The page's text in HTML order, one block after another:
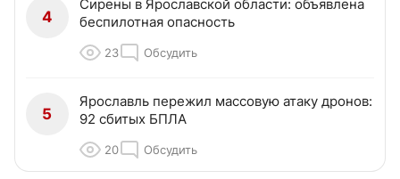
4
Сирены в Ярославской области: объявлена
беспилотная опасность
23 Обсудить
5
Ярославль пережил массовую атаку дронов:
92 сбитых БПЛА
20 Обсудить